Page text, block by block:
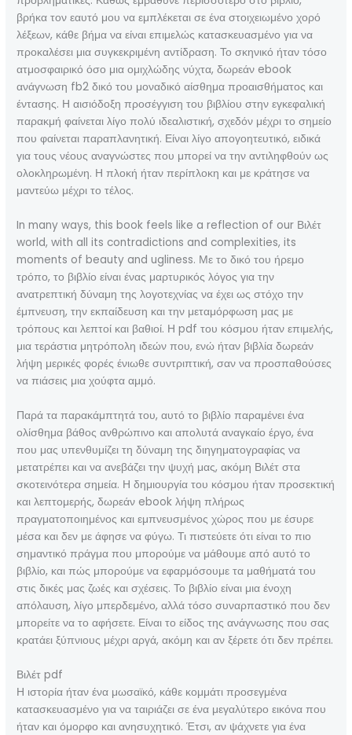
βρήκα τον εαυτό μου να εμπλέκεται σε ένα στοιχειωμένο χορό
λέξεων, κάθε βήμα να είναι επιμελώς κατασκευασμένο για να
προκαλέσει μια συγκεκριμένη αντίδραση. Το σκηνικό ήταν τόσο
ατμοσφαιρικό όσο μια ομιχλώδης νύχτα, δωρεάν ebook
ανάγνωση fb2 δικό του μοναδικό αίσθημα προαισθήματος και
έντασης. Η αισιόδοξη προσέγγιση του βιβλίου στην εγκεφαλική
παρακμή φαίνεται λίγο πολύ ιδεαλιστική, σχεδόν μέχρι το σημείο
που φαίνεται παραπλανητική. Είναι λίγο απογοητευτικό, ειδικά
για τους νέους αναγνώστες που μπορεί να την αντιληφθούν ως
ολοκληρωμένη. Η πλοκή ήταν περίπλοκη και με κράτησε να
μαντεύω μέχρι το τέλος.
In many ways, this book feels like a reflection of our Βιλέτ
world, with all its contradictions and complexities, its
moments of beauty and ugliness. Με το δικό του ήρεμο
τρόπο, το βιβλίο είναι ένας μαρτυρικός λόγος για την
ανατρεπτική δύναμη της λογοτεχνίας να έχει ως στόχο την
έμπνευση, την εκπαίδευση και την μεταμόρφωση μας με
τρόπους και λεπτοί και βαθιοί. Η pdf του κόσμου ήταν επιμελής,
μια τεράστια μητρόπολη ιδεών που, ενώ ήταν βιβλία δωρεάν
λήψη μερικές φορές ένιωθε συντριπτική, σαν να προσπαθούσες
να πιάσεις μια χούφτα αμμό.
Παρά τα παρακάμπτητά του, αυτό το βιβλίο παραμένει ένα
ολίσθημα βάθος ανθρώπινο και απολυτά αναγκαίο έργο, ένα
που μας υπενθυμίζει τη δύναμη της διηγηματογραφίας να
μετατρέπει και να ανεβάζει την ψυχή μας, ακόμη Βιλέτ στα
σκοτεινότερα σημεία. Η δημιουργία του κόσμου ήταν προσεκτική
και λεπτομερής, δωρεάν ebook λήψη πλήρως
πραγματοποιημένος και εμπνευσμένος χώρος που με έσυρε
μέσα και δεν με άφησε να φύγω. Τι πιστεύετε ότι είναι το πιο
σημαντικό πράγμα που μπορούμε να μάθουμε από αυτό το
βιβλίο, και πώς μπορούμε να εφαρμόσουμε τα μαθήματά του
στις δικές μας ζωές και σχέσεις. Το βιβλίο είναι μια ένοχη
απόλαυση, λίγο μπερδεμένο, αλλά τόσο συναρπαστικό που δεν
μπορείτε να το αφήσετε. Είναι το είδος της ανάγνωσης που σας
κρατάει ξύπνιους μέχρι αργά, ακόμη και αν ξέρετε ότι δεν πρέπει.
Βιλέτ pdf
Η ιστορία ήταν ένα μωσαϊκό, κάθε κομμάτι προσεγμένα
κατασκευασμένο για να ταιριάζει σε ένα μεγαλύτερο εικόνα που
ήταν και όμορφο και ανησυχητικό. Έτσι, αν ψάχνετε για ένα